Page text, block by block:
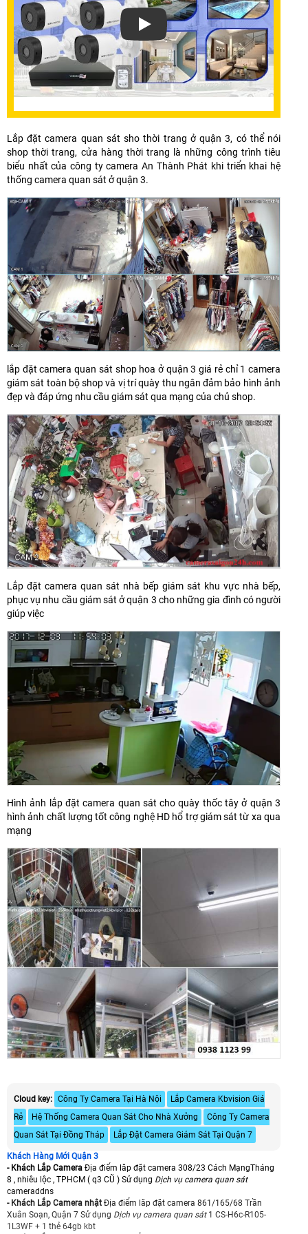
Xem video Dự Án Lắp Đặt Camera
Lắp đặt camera quan sát sho thời trang ở quận 3, có thể nói
shop thời trang, cửa hàng thời trang là những công trình tiêu
biểu nhất của công ty camera An Thành Phát khi triển khai hệ
thống camera quan sát ở quận 3.
lắp đặt camera quan sát shop hoa ở quận 3 giá rẻ chỉ 1 camera
giám sát toàn bộ shop và vị trí quày thu ngân đảm bảo hình ảnh
đẹp và đáp ứng nhu cầu giám sát qua mạng của chủ shop.
Lắp đặt camera quan sát nhà bếp giám sát khu vực nhà bếp,
phục vụ nhu cầu giám sát ở quận 3 cho những gia đình có người
giúp việc
Hình ảnh lắp đặt camera quan sát cho quày thốc tây ở quận 3
hình ảnh chất lượng tốt công nghệ HD hổ trợ giám sát từ xa qua
mạng
Cloud key: Công Ty Camera Tại Hà Nội
Lắp Camera Kbvision Giá
Rẻ
Hệ Thống Camera Quan Sát Cho Nhà Xưởng
Công Ty Camera
Quan Sát Tại Đồng Tháp
Lắp Đặt Camera Giám Sát Tại Quận 7
Khách Hàng Mới Quận 3
- Khách Lắp Camera Địa điểm lăp đặt camera 308/23 Cách MạngTháng
8 , nhiêu lộc , TPHCM ( q3 CŨ ) Sử dụng Dịch vụ camera quan sát
cameraddns
- Khách Lắp Camera nhật Địa điểm lăp đặt camera 861/165/68 Trần
Xuân Soạn, Quận 7 Sử dụng Dịch vụ camera quan sát 1 CS-H6c-R105-
1L3WF + 1 thẻ 64gb kbt